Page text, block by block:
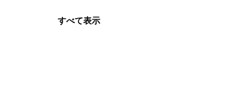
すべて表示